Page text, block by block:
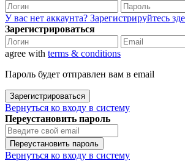
У вас нет аккаунта? Зарегистрируйтесь
Зарегистрироваться
agree with terms & conditions
Пароль будет отправлен вам в email
Зарегистрироваться
Вернуться ко входу в систему
Переустановить пароль
Переустановить пароль
Вернуться ко входу в систему